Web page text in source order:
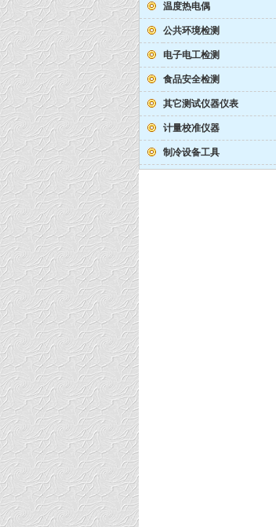
温度热电偶
公共环境检测
电子电工检测
食品安全检测
其它测试仪器仪表
计量校准仪器
制冷设备工具